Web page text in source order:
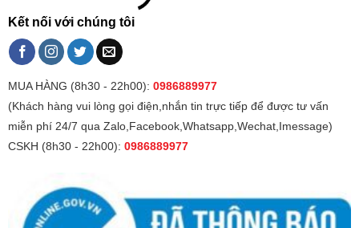
Kết nối với chúng tôi
MUA HÀNG (8h30 - 22h00): 0986889977
(Khách hàng vui lòng gọi điện,nhắn tin trực tiếp để được tư vấn
miễn phí 24/7 qua Zalo,Facebook,Whatsapp,Wechat,Imessage)
CSKH (8h30 - 22h00): 0986889977